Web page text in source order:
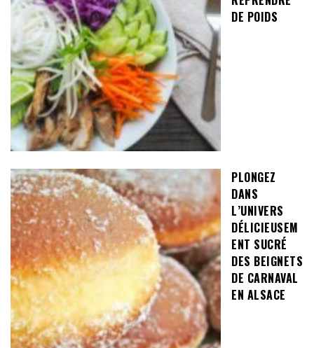
DE POIDS
PLONGEZ
DANS
L’UNIVERS
DÉLICIEUSEM
ENT SUCRÉ
DES BEIGNETS
DE CARNAVAL
EN ALSACE